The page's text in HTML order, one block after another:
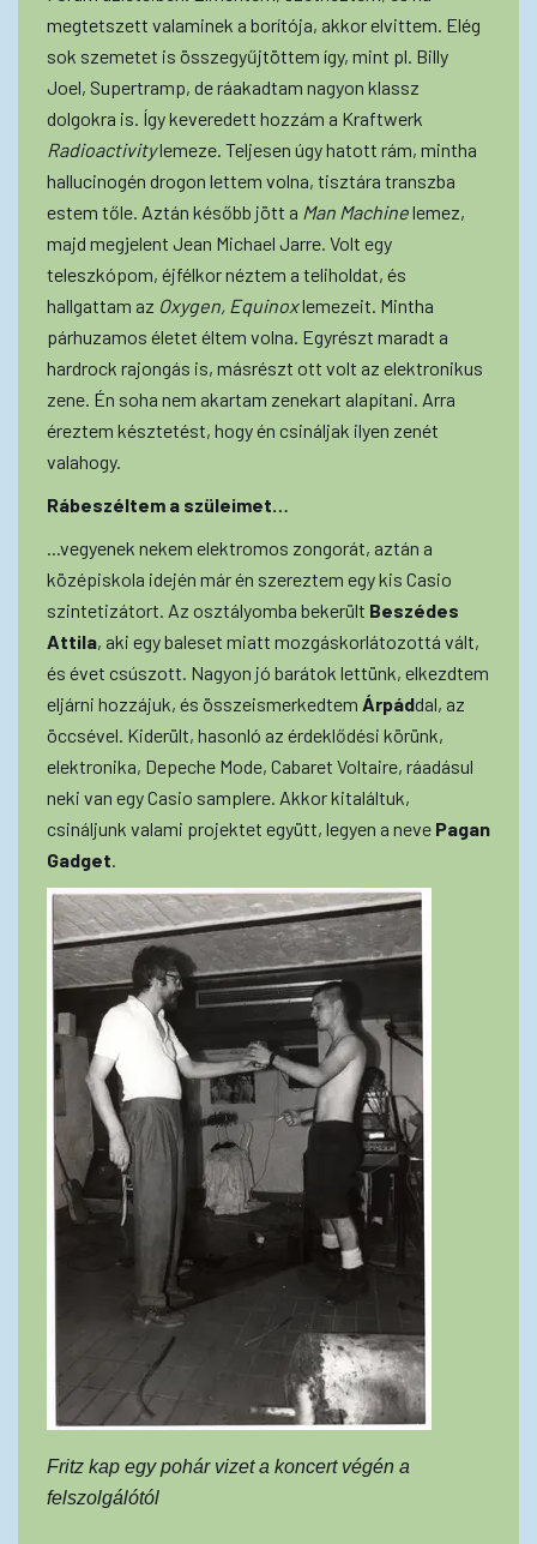
megtetszett valaminek a borítója, akkor elvittem. Elég
sok szemetet is összegyűjtöttem így, mint pl. Billy
Joel, Supertramp, de ráakadtam nagyon klassz
dolgokra is. Így keveredett hozzám a Kraftwerk
Radioactivitylemeze. Teljesen úgy hatott rám, mintha
hallucinogén drogon lettem volna, tisztára transzba
estem tőle. Aztán később jött a Man Machinelemez,
majd megjelent Jean Michael Jarre. Volt egy
teleszkópom, éjfélkor néztem a teliholdat, és
hallgattam az Oxygen, Equinoxlemezeit. Mintha
párhuzamos életet éltem volna. Egyrészt maradt a
hardrock rajongás is, másrészt ott volt az elektronikus
zene. Én soha nem akartam zenekart alapítani. Arra
éreztem késztetést, hogy én csináljak ilyen zenét
valahogy.
Rábeszéltem a szüleimet…
...vegyenek nekem elektromos zongorát, aztán a
középiskola idején már én szereztem egy kis Casio
szintetizátort. Az osztályomba bekerült Beszédes
Attila, aki egy baleset miatt mozgáskorlátozottá vált,
és évet csúszott. Nagyon jó barátok lettünk, elkezdtem
eljárni hozzájuk, és összeismerkedtem Árpáddal, az
öccsével. Kiderült, hasonló az érdeklődési körünk,
elektronika, Depeche Mode, Cabaret Voltaire, ráadásul
neki van egy Casio samplere. Akkor kitaláltuk,
csináljunk valami projektet együtt, legyen a neve Pagan
Gadget
Fritz kap egy pohár vizet a koncert végén a
felszolgálótól